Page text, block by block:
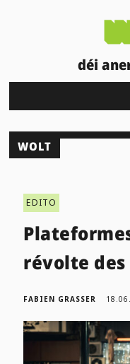
déi
WOLT
EDITO
révolte
FABIEN GRASSER